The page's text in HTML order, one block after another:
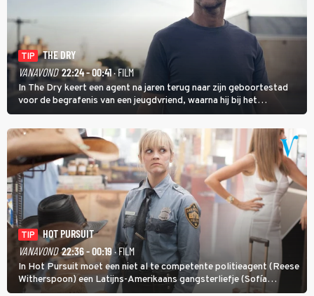
TIP
THE DRY
VANAVOND 22:24 - 00:41· FILM
In The Dry keert een agent na jaren terug naar zijn geboortestad
voor de begrafenis van een jeugdvriend, waarna hij bij het
onderzoeken van diens dood een verband begint te vermoeden
met een oude zaak.
TIP
HOT PURSUIT
VANAVOND 22:36 - 00:19· FILM
In Hot Pursuit moet een niet al te competente politieagent (Reese
Witherspoon) een Latijns-Amerikaans gangsterliefje (Sofía
Vergara) beschermen tegen corrupte agenten en moordlustige